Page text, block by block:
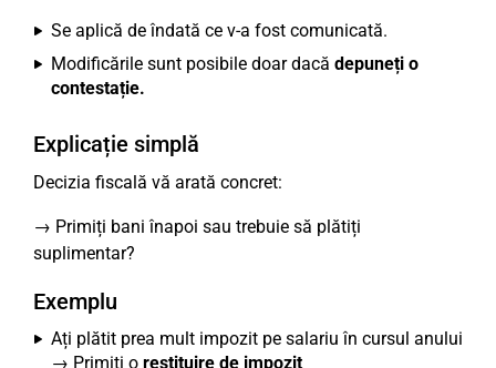
Se aplică de îndată ce v-a fost comunicată.
Modificările sunt posibile doar dacă depuneți o
contestație.
Explicație simplă
Decizia fiscală vă arată concret:
→ Primiți bani înapoi sau trebuie să plătiți
suplimentar?
Exemplu
Ați plătit prea mult impozit pe salariu în cursul anului
→ Primiți o restituire de impozit